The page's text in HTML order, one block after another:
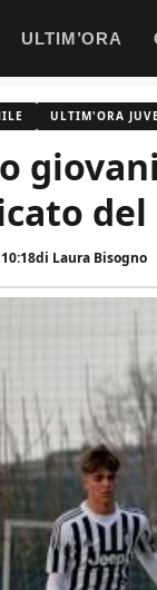
ULTIM’ORA
ULTIM'ORA
del
di Laura Bisogno